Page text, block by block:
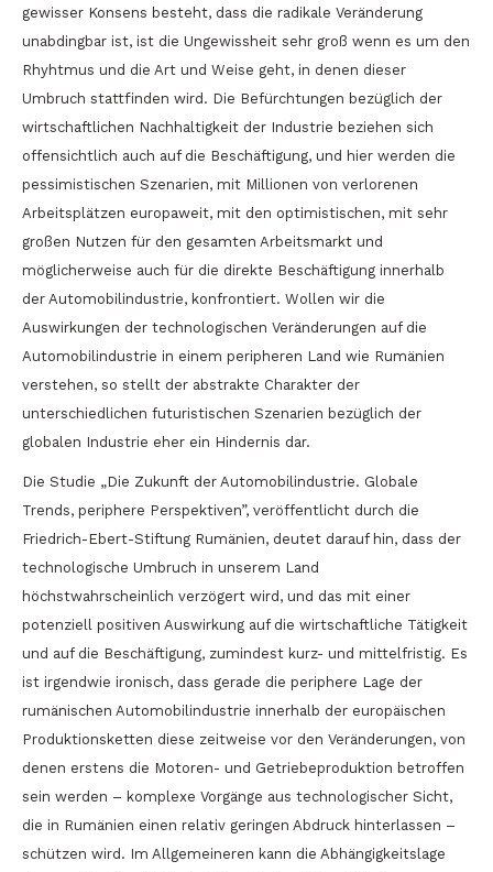
gewisser Konsens besteht, dass die radikale Veränderung
unabdingbar ist, ist die Ungewissheit sehr groß wenn es um den
Rhyhtmus und die Art und Weise geht, in denen dieser
Umbruch stattfinden wird. Die Befürchtungen bezüglich der
wirtschaftlichen Nachhaltigkeit der Industrie beziehen sich
offensichtlich auch auf die Beschäftigung, und hier werden die
pessimistischen Szenarien, mit Millionen von verlorenen
Arbeitsplätzen europaweit, mit den optimistischen, mit sehr
großen Nutzen für den gesamten Arbeitsmarkt und
möglicherweise auch für die direkte Beschäftigung innerhalb
der Automobilindustrie, konfrontiert. Wollen wir die
Auswirkungen der technologischen Veränderungen auf die
Automobilindustrie in einem peripheren Land wie Rumänien
verstehen, so stellt der abstrakte Charakter der
unterschiedlichen futuristischen Szenarien bezüglich der
globalen Industrie eher ein Hindernis dar.
Die Studie „Die Zukunft der Automobilindustrie. Globale
Trends, periphere Perspektiven”, veröffentlicht durch die
Friedrich-Ebert-Stiftung Rumänien, deutet darauf hin, dass der
technologische Umbruch in unserem Land
höchstwahrscheinlich verzögert wird, und das mit einer
potenziell positiven Auswirkung auf die wirtschaftliche Tätigkeit
und auf die Beschäftigung, zumindest kurz- und mittelfristig. Es
ist irgendwie ironisch, dass gerade die periphere Lage der
rumänischen Automobilindustrie innerhalb der europäischen
Produktionsketten diese zeitweise vor den Veränderungen, von
denen erstens die Motoren- und Getriebeproduktion betroffen
sein werden – komplexe Vorgänge aus technologischer Sicht,
die in Rumänien einen relativ geringen Abdruck hinterlassen –
schützen wird. Im Allgemeineren kann die Abhängigkeitslage